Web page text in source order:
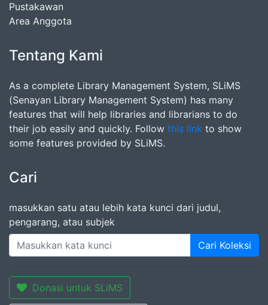
Pustakawan
Area Anggota
Tentang Kami
As a complete Library Management System, SLiMS
(Senayan Library Management System) has many
features that will help libraries and librarians to do
their job easily and quickly. Follow this link to show
some features provided by SLiMS.
Cari
masukkan satu atau lebih kata kunci dari judul,
pengarang, atau subjek
Cari Koleksi
Donasi untuk SLiMS